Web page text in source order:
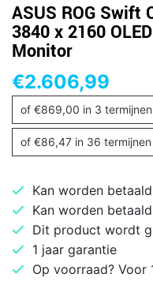
ASUS ROG Swift
3840 x 2160
Monitor
€2.606,99
of €869,00 in 3 termijnen
of €86,47 in 36 termijnen
Kan worden
Kan worden
Dit product wordt
1 jaar garantie
Op voorraad? Voor